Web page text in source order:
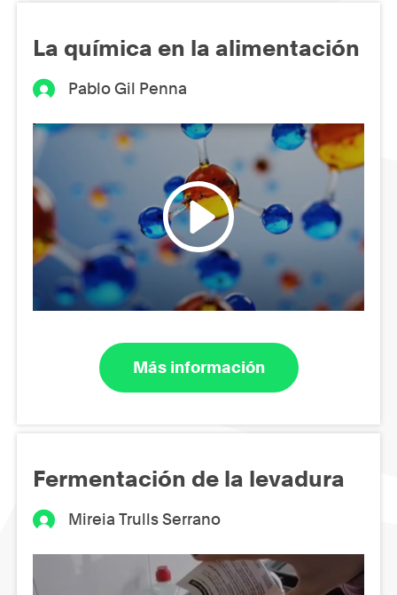
La química en la alimentación
Pablo Gil Penna
Más información
Fermentación de la levadura
Mireia Trulls Serrano